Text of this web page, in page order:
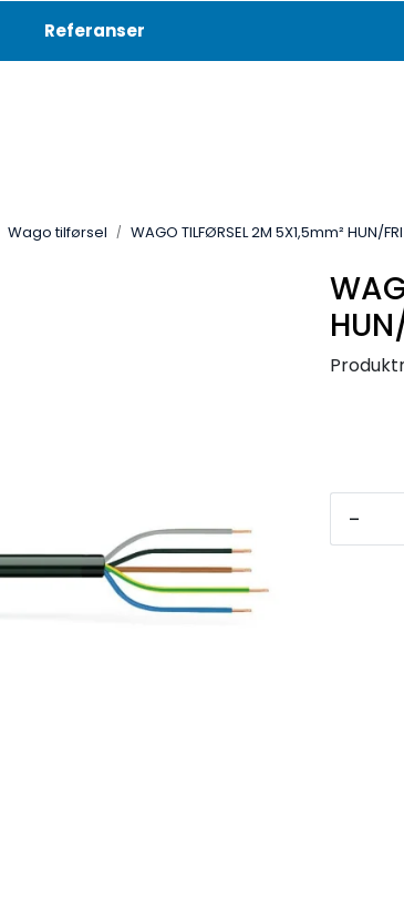
Referanser
Wago tilførsel WAGO TILFØRSEL 2M 5X1,5mm² HUN/
-